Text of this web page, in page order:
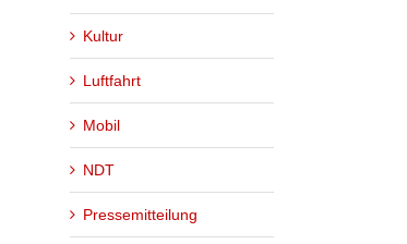
Kultur
Luftfahrt
Mobil
NDT
Pressemitteilung